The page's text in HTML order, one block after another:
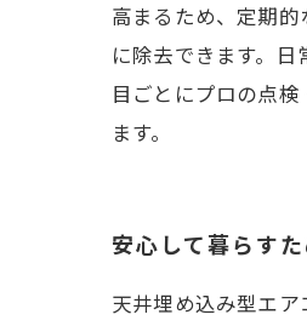
高まるため、定期
に除去できます。
目ごとにプロの点
ます。
安心して暮らす
天井埋め込み型エ